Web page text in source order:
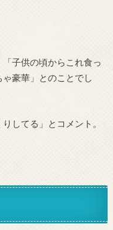
子供の頃からこれ食っ
豪華」とのことでし
してる」とコメント。